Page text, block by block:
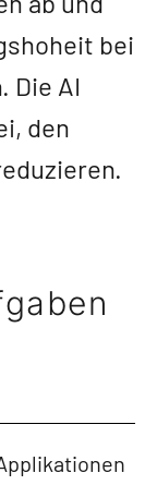
bei
Die AI
den